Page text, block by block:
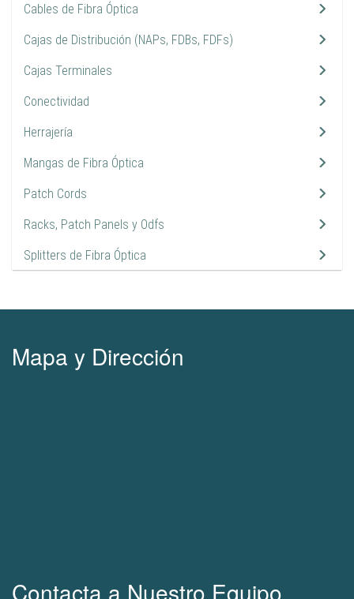
Cables de Fibra Óptica
Cajas de Distribución (NAPs, FDBs, FDFs)
Cajas Terminales
Conectividad
Herrajería
Mangas de Fibra Óptica
Patch Cords
Racks, Patch Panels y Odfs
Splitters de Fibra Óptica
Mapa y Dirección
Contacta a Nuestro Equipo